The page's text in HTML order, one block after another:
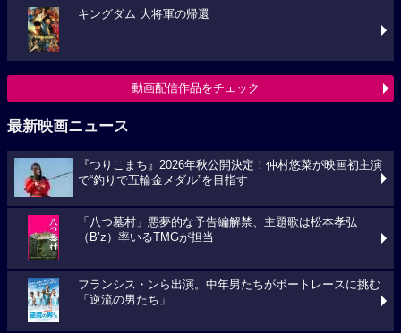
キングダム 大将軍の帰還
動画配信作品をチェック
最新映画ニュース
『つりこまち』2026年秋公開決定！仲村悠菜が映画初主演
で“釣りで五輪金メダル”を目指す
「八つ墓村」悪夢的な予告編解禁、主題歌は松本孝弘
（B’z）率いるTMGが担当
フランシス・ンら出演。中年男たちがボートレースに挑む
「逆流の男たち」